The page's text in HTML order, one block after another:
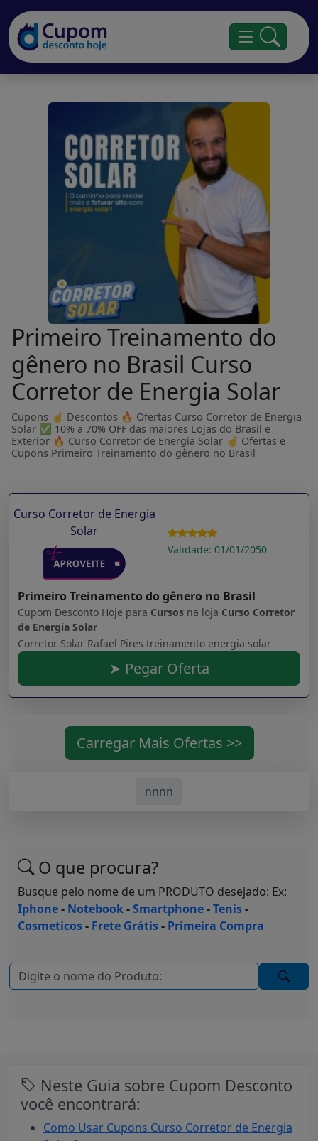
Primeiro Treinamento do
gênero no Brasil Curso
Corretor de Energia Solar
Cupons ☝ Descontos 🔥 Ofertas Curso Corretor de Energia
Solar ✅ 10% a 70% OFF das maiores Lojas do Brasil e
Exterior 🔥 Curso Corretor de Energia Solar ☝ Ofertas e
Cupons Primeiro Treinamento do gênero no Brasil
Curso Corretor de Energia
Solar
Validade: 01/01/2050
Primeiro Treinamento do gênero no Brasil
Cupom Desconto Hoje para Cursos na loja Curso Corretor
de Energia Solar
Corretor Solar Rafael Pires treinamento energia solar
➤ Pegar Oferta
Carregar Mais Ofertas >>
nnnn
O que procura?
Busque pelo nome de um PRODUTO desejado: Ex:
Iphone- Notebook-Smartphone-Tenis-
Cosmeticos- Frete Grátis- Primeira Compra
Neste Guia sobre Cupom Desconto
você encontrará:
Como Usar Cupons Curso Corretor de Energia